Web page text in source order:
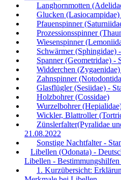
Langhornmotten
Glucken (Lasiocampidae)
Pfauenspinner
Prozessionsspinner
Wiesenspinner
Schwärmer (Sphingidae)
Spanner (Geometridae) -
Widderchen
Zahnspinner
Glasflügler (Sesiidae) -
Holzbohrer (Cossidae)
Wurzelbohrer
Wickler, Blattroller
Zünslerfalter(Pyralidae
21.08.2022
Sonstige Nachtfalter -
Libellen (Odonata) -
Libellen -
1. Kurzübersicht: